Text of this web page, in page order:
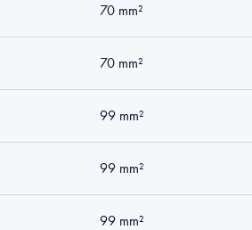
70 mm²
70 mm²
99 mm²
99 mm²
99 mm²